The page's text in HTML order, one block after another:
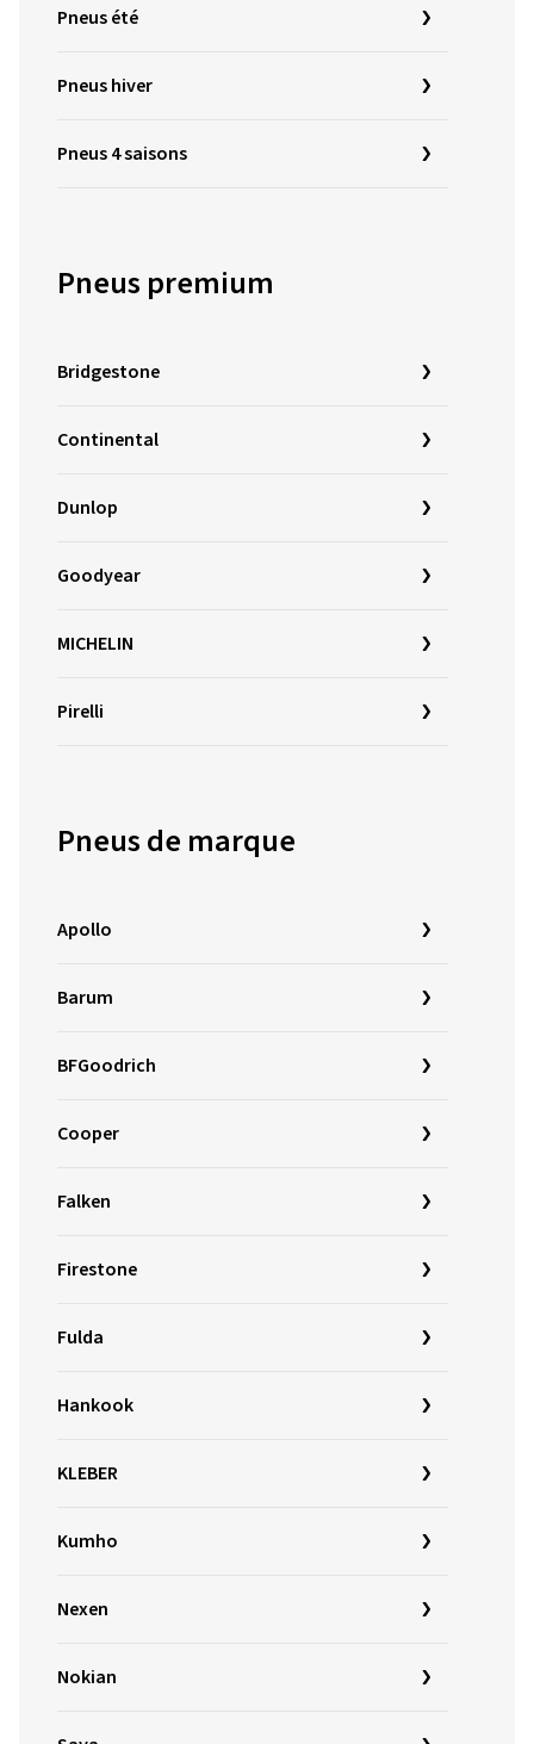
Pneus été
Pneus hiver
Pneus 4 saisons
Pneus premium
Bridgestone
Continental
Dunlop
Goodyear
MICHELIN
Pirelli
Pneus de marque
Apollo
Barum
BFGoodrich
Cooper
Falken
Firestone
Fulda
Hankook
KLEBER
Kumho
Nexen
Nokian